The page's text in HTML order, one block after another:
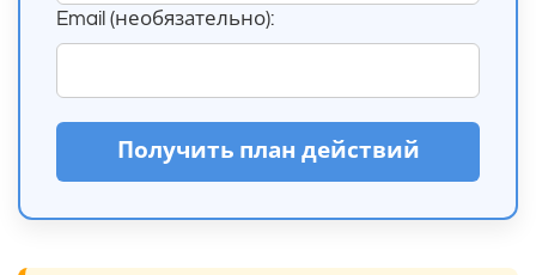
Email (необязательно):
Получить план действий